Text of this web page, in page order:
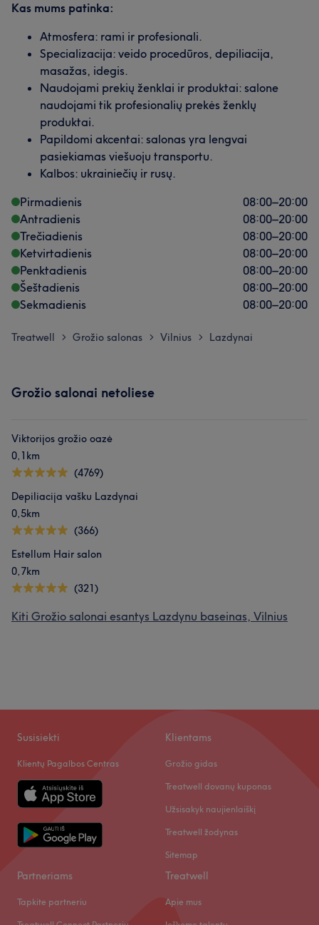
Kas mums patinka:
Atmosfera: rami ir profesionali.
Specializacija: veido procedūros, depiliacija,
masažas, idegis.
Naudojami prekių ženklai ir produktai: salone
naudojami tik profesionalių prekės ženklų
produktai.
Papildomi akcentai: salonas yra lengvai
pasiekiamas viešuoju transportu.
Kalbos: ukrainiečių ir rusų.
Pirmadienis
08:00–20:00
Antradienis
08:00–20:00
Trečiadienis
08:00–20:00
Ketvirtadienis
08:00–20:00
Penktadienis
08:00–20:00
Šeštadienis
08:00–20:00
Sekmadienis
08:00–20:00
Treatwell > Grožio salonas > Vilnius > Lazdynai
Grožio salonai netoliese
Viktorijos grožio oazė
0,1km
(4769)
Depiliacija vašku Lazdynai
0,5km
(366)
Estellum Hair salon
0,7km
(321)
Kiti Grožio salonai esantys Lazdynu baseinas, Vilnius
Susisiekti
Klientų Pagalbos Centras
Klientams
Grožio gidas
Treatwell dovanų kuponas
Užsisakyk naujienlaiškį
Treatwell žodynas
Sitemap
Partneriams
Tapkite partneriu
Treatwell
Apie mus